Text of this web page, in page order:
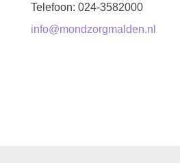
Telefoon: 024-3582000
info@mondzorgmalden.nl